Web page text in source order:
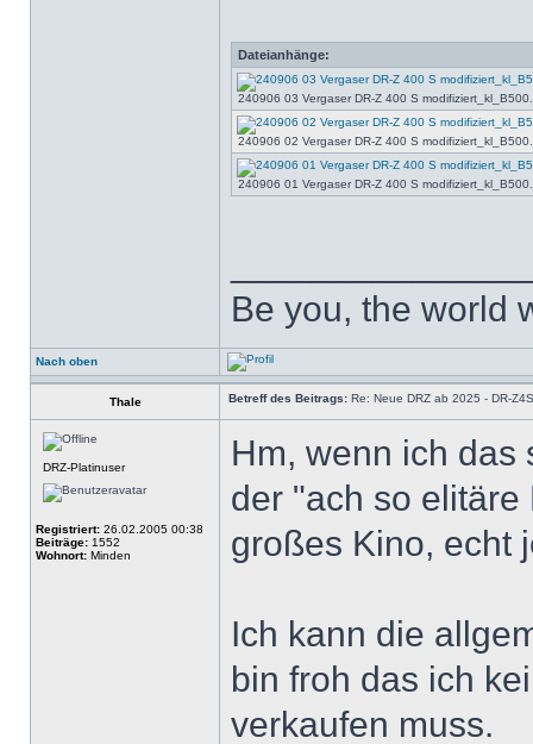
Dateianhänge:
240906 03 Vergaser DR-Z 400 S
240906 02 Vergaser DR-Z 400 S
240906 01 Vergaser DR-Z 400 S
Be you, the world
Nach oben
Thale Betreff des Beitrags: Re: Neue DRZ ab 2025 - DR-
DRZ-Platinuser
Registriert: 26.02.2005 00:38
Beiträge: 1552
Wohnort: Minden
Hm, wenn ich das
der "ach so elitäre
großes Kino, echt
Ich kann die
bin froh das ich
verkaufen muss.